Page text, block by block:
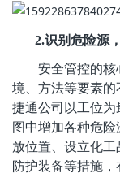
2.识别危险源
安全管控的核
境、方法等要素的
捷通公司以工位
图中增加各种危
放位置、设立化
防护装备等措施，